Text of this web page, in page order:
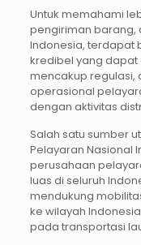
Untuk memahami
pengiriman barang,
Indonesia, terdapat
kredibel yang dapat
mencakup regulasi,
operasional
dengan aktivitas
Salah satu sumber
Pelayaran Nasional
perusahaan
luas di seluruh
mendukung
ke wilayah
pada transportasi